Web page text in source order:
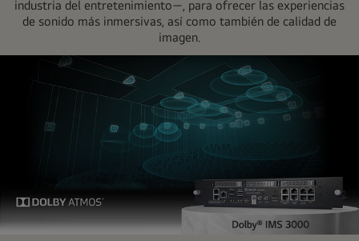
industria del entretenimiento―, para ofrecer las experiencias
de sonido más inmersivas, así como también de calidad de
imagen.